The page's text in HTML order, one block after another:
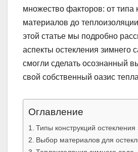
множество факторов: от типа
материалов до
этой статье мы подробно
аспекты остекления зимнего
смогли сделать осознанный
свой собственный оазис
Оглавление
Типы конструкций остекления
Выбор материалов для